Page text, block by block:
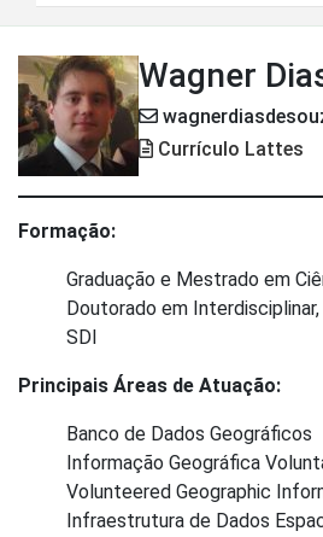
Wagner
Currículo Lattes
Formação:
Graduação e Mestrado em
Doutorado em
SDI
Principais Áreas de Atuação:
Banco de Dados Geográficos
Informação Geográfica
Volunteered Geographic
Infraestrutura de Dados